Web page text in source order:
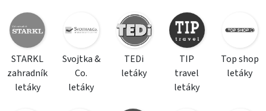
STARKL
zahradník
letáky
Svojtka &
Co.
letáky
TEDi
letáky
TIP
travel
letáky
Top shop
letáky